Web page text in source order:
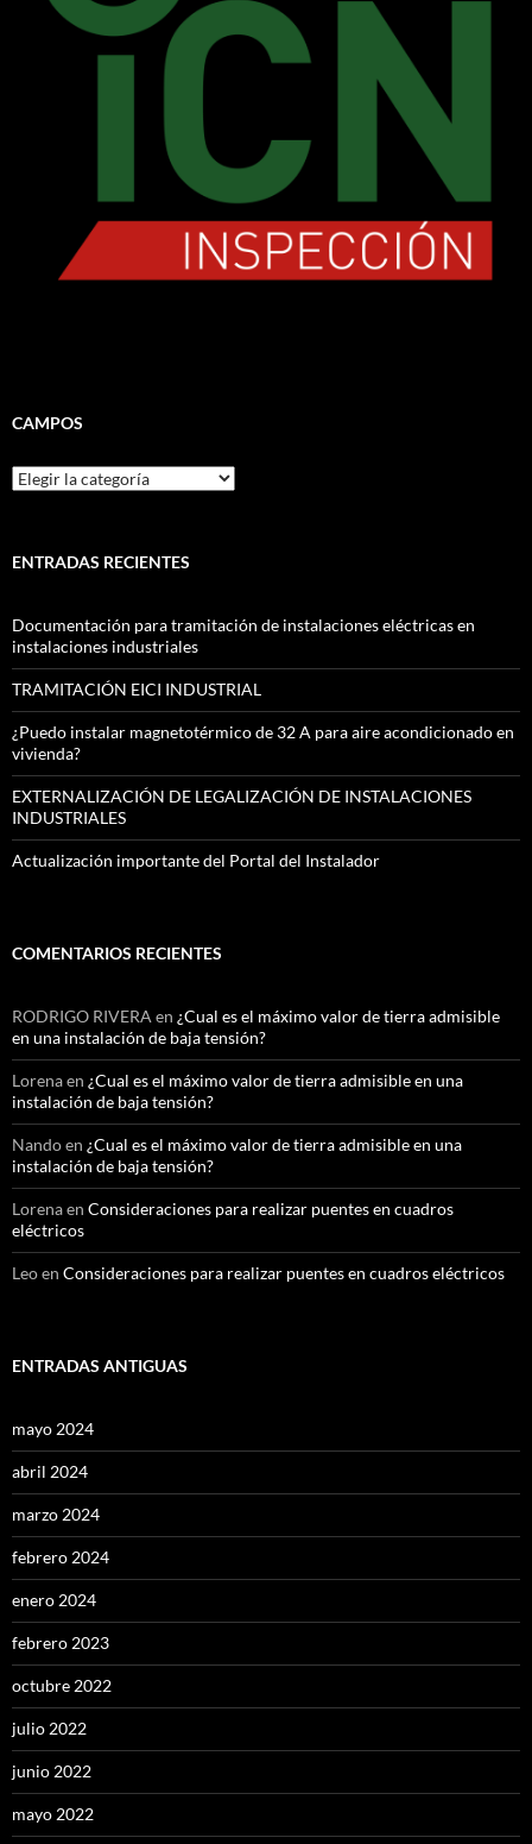
CAMPOS
CAMPOS
ENTRADAS RECIENTES
Documentación para tramitación de instalaciones eléctricas en
instalaciones industriales
TRAMITACIÓN EICI INDUSTRIAL
¿Puedo instalar magnetotérmico de 32 A para aire acondicionado en
vivienda?
EXTERNALIZACIÓN DE LEGALIZACIÓN DE INSTALACIONES
INDUSTRIALES
Actualización importante del Portal del Instalador
COMENTARIOS RECIENTES
RODRIGO RIVERA en ¿Cual es el máximo valor de tierra admisible
en una instalación de baja tensión?
Lorenaen ¿Cual es el máximo valor de tierra admisible en una
instalación de baja tensión?
Nandoen ¿Cual es el máximo valor de tierra admisible en una
instalación de baja tensión?
Lorenaen Consideraciones para realizar puentes en cuadros
eléctricos
Leoen Consideraciones para realizar puentes en cuadros eléctricos
ENTRADAS ANTIGUAS
mayo 2024
abril 2024
marzo 2024
febrero 2024
enero 2024
febrero 2023
octubre 2022
julio 2022
junio 2022
mayo 2022